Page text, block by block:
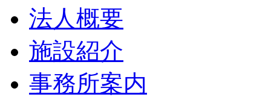
法人概要
施設紹介
事務所案内